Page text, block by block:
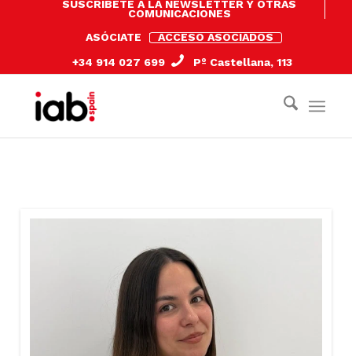
SUSCRÍBETE A LA NEWSLETTER Y OTRAS
COMUNICACIONES
ASÓCIATE
ACCESO ASOCIADOS
+34 914 027 699
Pº Castellana, 113